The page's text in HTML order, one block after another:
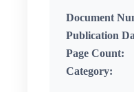
Document
Publication
Page Count:
Category: